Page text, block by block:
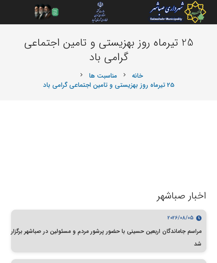
25 تیرماه روز بهزیستی و تامین اجتماعی
گرامی باد
خانه chevron_right مناسبت ها chevron_right
25 تیرماه روز بهزیستی و تامین اجتماعی گرامی باد
اخبار صباشهر
2026/08/05
مراسم جاماندگان اربعین حسینی با حضور پرشور مردم و مسئولین در صباشهر برگزار
شد